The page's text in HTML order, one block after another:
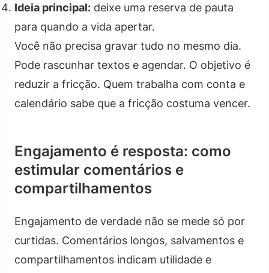
Ideia principal: deixe uma reserva de pauta
para quando a vida apertar.
Você não precisa gravar tudo no mesmo dia.
Pode rascunhar textos e agendar. O objetivo é
reduzir a fricção. Quem trabalha com conta e
calendário sabe que a fricção costuma vencer.
Engajamento é resposta: como
estimular comentários e
compartilhamentos
Engajamento de verdade não se mede só por
curtidas. Comentários longos, salvamentos e
compartilhamentos indicam utilidade e